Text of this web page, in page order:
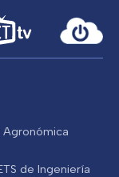
Agronómica
de Ingeniería